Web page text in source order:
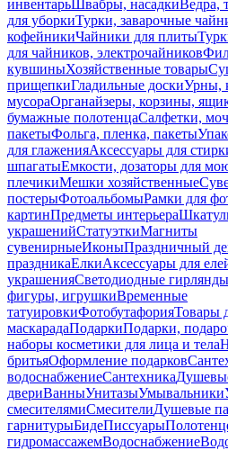
инвентарьШвабры, насадкиВедра,
для уборкиТурки, заварочные
кофейникиЧайники для плиты
для чайников, электрочайников
кувшиныХозяйственные товары
прищепкиГладильные доскиУрны,
мусораОрганайзеры, корзины,
бумажные полотенцаСалфетки,
пакетыФольга, пленка, пакеты
для глаженияАксессуары для
шпагатыЕмкости, дозаторы для
плечикиМешки хозяйственные
постерыФотоальбомыРамки для
картинПредметы интерьера
украшенийСтатуэткиМагниты
сувенирныеИконыПраздничный
праздникаЕлкиАксессуары для
украшенияСветодиодные
фигуры, игрушкиВременные
татуировкиФотобутафорияТовары
маскарадаПодаркиПодарки,
наборы косметики для лица и тела
бритьяОформление подарков
водоснабжениеСантехника
двериВанныУнитазыУмывальники
смесителямиСмесителиДушевые
гарнитурыБидеПиссуары
гидромассажемВодоснабжение